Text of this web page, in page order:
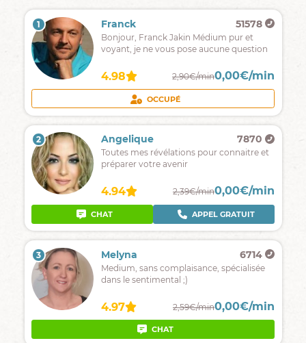
1 Franck 51578
Bonjour, Franck Jakin Médium pur et
voyant, je ne vous pose aucune question
4.98 2,90€/min0,00€/min
OCCUPÉ
2 Angelique 7870
Toutes mes révélations pour connaitre et
préparer votre avenir
4.94 2,39€/min0,00€/min
CHAT APPEL GRATUIT
3 Melyna 6714
Medium, sans complaisance, spécialisée
dans le sentimental ;)
4.97 2,59€/min0,00€/min
CHAT